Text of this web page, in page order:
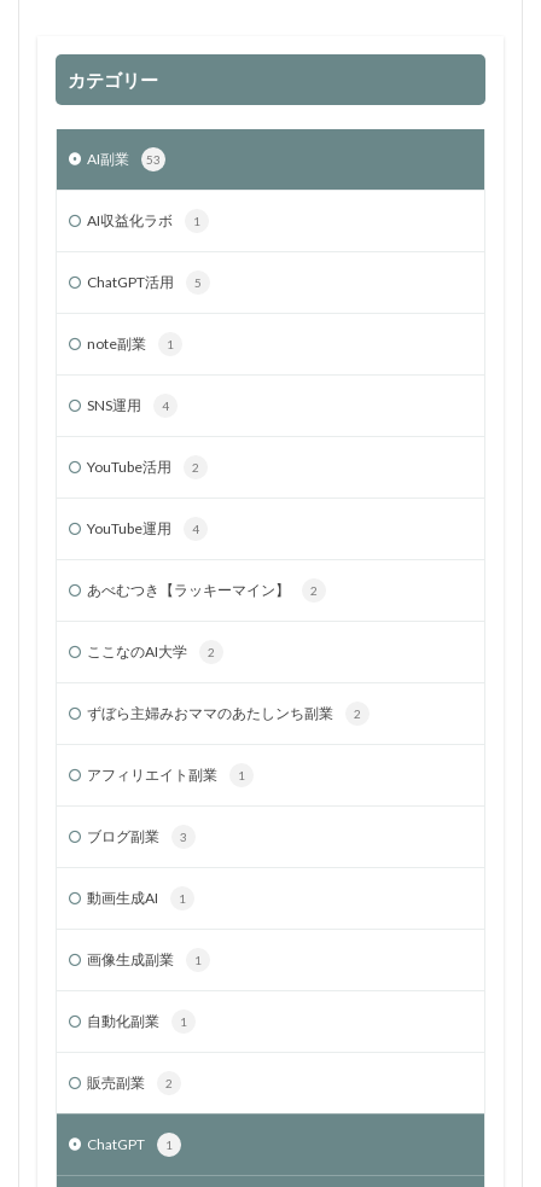
カテゴリー
AI副業 53
AI収益化ラボ 1
ChatGPT活用 5
note副業 1
SNS運用 4
YouTube活用 2
YouTube運用 4
あべむつき【ラッキーマイン】 2
ここなのAI大学 2
ずぼら主婦みおママのあたしンち副業 2
アフィリエイト副業 1
ブログ副業 3
動画生成AI 1
画像生成副業 1
自動化副業 1
販売副業 2
ChatGPT 1